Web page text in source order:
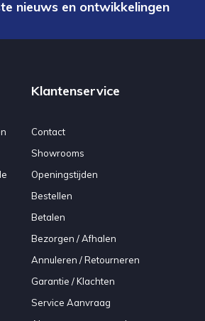
nieuws en ontwikkelingen
Klantenservice
Contact
Showrooms
Openingstijden
Bestellen
Betalen
Bezorgen / Afhalen
Annuleren / Retourneren
Garantie / Klachten
Service Aanvraag